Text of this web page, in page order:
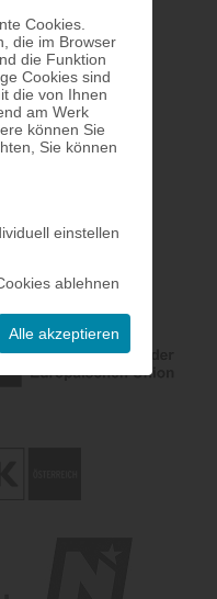
Cookies.
die im Browser
die Funktion
Cookies sind
die von Ihnen
am Werk
können Sie
Sie können
einstellen
ablehnen
Alle akzeptieren